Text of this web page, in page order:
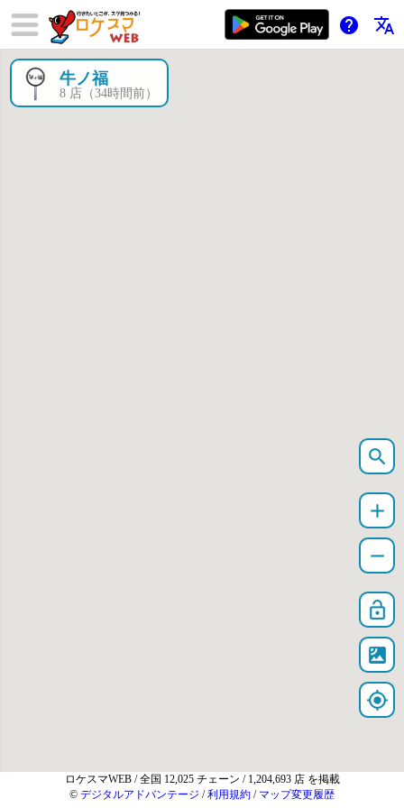
help translate
牛ノ福
8 店（34時間前）
search
add
remove
lock_open
satellite
my_location
ロケスマWEB / 全国 12,025 チェーン / 1,204,693 店 を掲載
© デジタルアドバンテージ /利用規約 / マップ変更履歴